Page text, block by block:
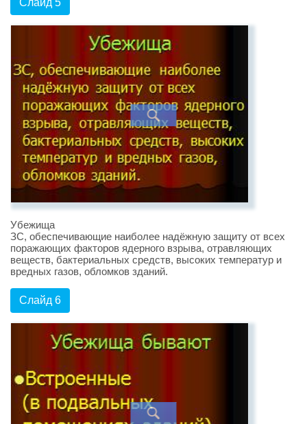
Убежища
ЗС, обеспечивающие наиболее надёжную защиту от всех
поражающих факторов ядерного взрыва, отравляющих
веществ, бактериальных средств, высоких температур и
вредных газов, обломков зданий.
Слайд 6